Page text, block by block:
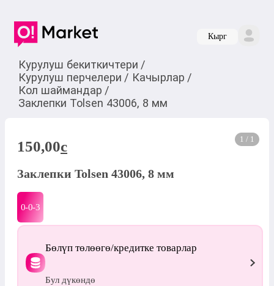
Кырг
Курулуш бекиткичтери /
Курулуш перчелери / Качырлар /
Кол шаймандар /
Заклепки Tolsen 43006, 8 мм
1 / 1
150,00c
Заклепки Tolsen 43006, 8 мм
0-0-3
Бөлүп төлөөгө/кредитке товарлар
Бул дүкөндө